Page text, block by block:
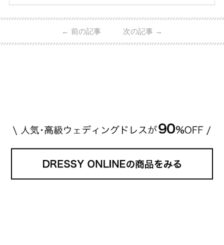
ーウィンストンやカルティエ、ティファニーなど世界
日本で人気のブランドまで幅広くご紹介。 さらに、
・愛用している芸能人夫婦 ・リングの特徴や魅力 ・
← 前の記事 次の記事 →